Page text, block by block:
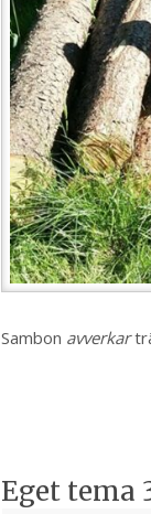
Sambon avverkar
Eget tema